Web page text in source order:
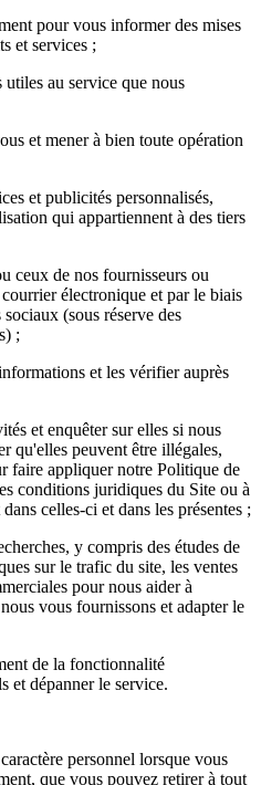
pour vous informer des mises
et services ;
utiles au service que nous
et mener à bien toute opération
et publicités personnalisés,
qui appartiennent à des tiers
ceux de nos fournisseurs ou
électronique et par le biais
(sous réserve des
;
et les vérifier auprès
et enquêter sur elles si nous
qu'elles peuvent être illégales,
faire appliquer notre Politique de
conditions juridiques du Site ou à
celles-ci et dans les présentes ;
y compris des études de
sur le trafic du site, les ventes
pour nous aider à
vous fournissons et adapter le
de la fonctionnalité
et dépanner le service.
personnel lorsque vous
que vous pouvez retirer à tout